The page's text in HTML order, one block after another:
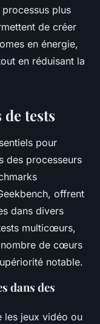
plus
de créer
en énergie,
en réduisant la
tests
pour
des processeurs
offrent
dans divers
multicœurs,
nombre de cœurs
notable.
dans des
les jeux vidéo ou